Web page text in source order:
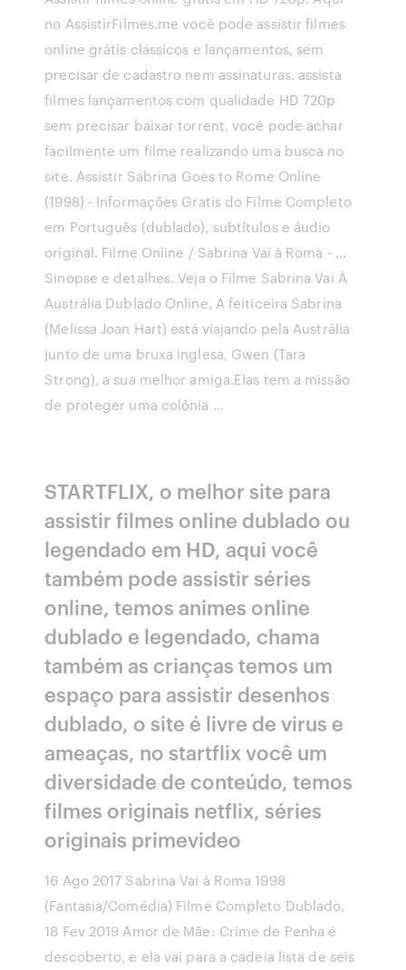
no AssistirFilmes.me você pode assistir filmes
online grátis clássicos e lançamentos, sem
precisar de cadastro nem assinaturas. assista
filmes lançamentos com qualidade HD 720p
sem precisar baixar torrent, você pode achar
facilmente um filme realizando uma busca no
site. Assistir Sabrina Goes to Rome Online
(1998) - Informações Gratis do Filme Completo
em Português (dublado), subtítulos e áudio
original. Filme Online / Sabrina Vai à Roma - …
Sinopse e detalhes. Veja o Filme Sabrina Vai À
Austrália Dublado Online, A feiticeira Sabrina
(Melissa Joan Hart) está viajando pela Austrália
junto de uma bruxa inglesa, Gwen (Tara
Strong), a sua melhor amiga.Elas tem a missão
de proteger uma colônia …
STARTFLIX, o melhor site para
assistir filmes online dublado ou
legendado em HD, aqui você
também pode assistir séries
online, temos animes online
dublado e legendado, chama
também as crianças temos um
espaço para assistir desenhos
dublado, o site é livre de virus e
ameaças, no startflix você um
diversidade de conteúdo, temos
filmes originais netflix, séries
originais primevideo
16 Ago 2017 Sabrina Vai à Roma 1998
(Fantasia/Comédia) Filme Completo Dublado.
18 Fev 2019 Amor de Mãe: Crime de Penha é
descoberto, e ela vai para a cadeia lista de seis